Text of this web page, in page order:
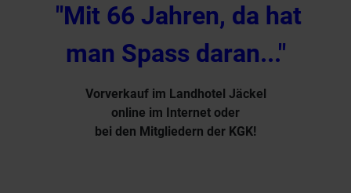
"Mit 66 Jahren, da hat
man Spass daran..."
Vorverkauf im Landhotel Jäckel
online im Internet oder
bei den Mitgliedern der KGK!